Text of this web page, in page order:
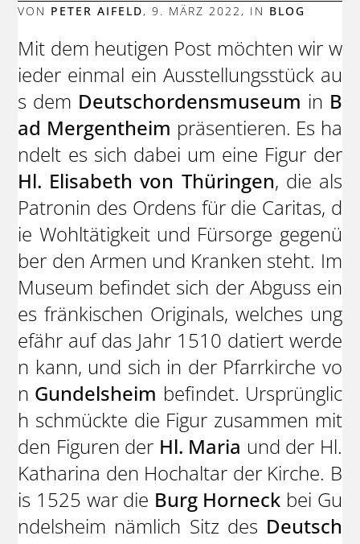
VON PETER AIFELD,9. MÄRZ 2022 , IN BLOG
Mit dem heutigen Post möchten wir w
ieder einmal ein Ausstellungsstück au
s dem Deutschordensmuseum in B
ad Mergentheim präsentieren. Es ha
ndelt es sich dabei um eine Figur der
Hl. Elisabeth von Thüringen, die als
Patronin des Ordens für die Caritas, d
ie Wohltätigkeit und Fürsorge gegenü
ber den Armen und Kranken steht. Im
Museum befindet sich der Abguss ein
es fränkischen Originals, welches ung
efähr auf das Jahr 1510 datiert werde
n kann, und sich in der Pfarrkirche vo
n Gundelsheim befindet. Ursprünglic
h schmückte die Figur zusammen mit
den Figuren der Hl. Maria und der Hl.
Katharina den Hochaltar der Kirche. B
is 1525 war die Burg Horneck bei Gu
ndelsheim nämlich Sitz des Deutsch